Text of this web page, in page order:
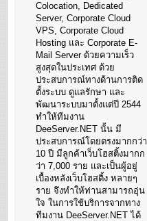
Colocation, Dedicated
Server, Corporate Cloud
VPS, Corporate Cloud
Hosting และ Corporate E-
Mail Server ด้วยความเร็ว
สูงสุดในประเทศ ด้วย
ประสบการณ์ทางด้านการติด
ตั้งระบบ ดูแลรักษา และ
พัฒนาระบบมาตั้งแต่ปี 2544
ทำให้ทีมงาน
DeeServer.NET นั้น มี
ประสบการณ์โดยตรงมากกว่า
10 ปี มีลูกค้าเว็บโฮสติ้งมากก
ว่า 7,000 ราย และเป็นผู้อยู่
เบื้องหลังเว็บโฮสติ้ง หลายๆ
ราย จึงทำให้ท่านสามารถอุ่น
ใจ ในการใช้บริการจากทาง
ทีมงาน DeeServer.NET ได้